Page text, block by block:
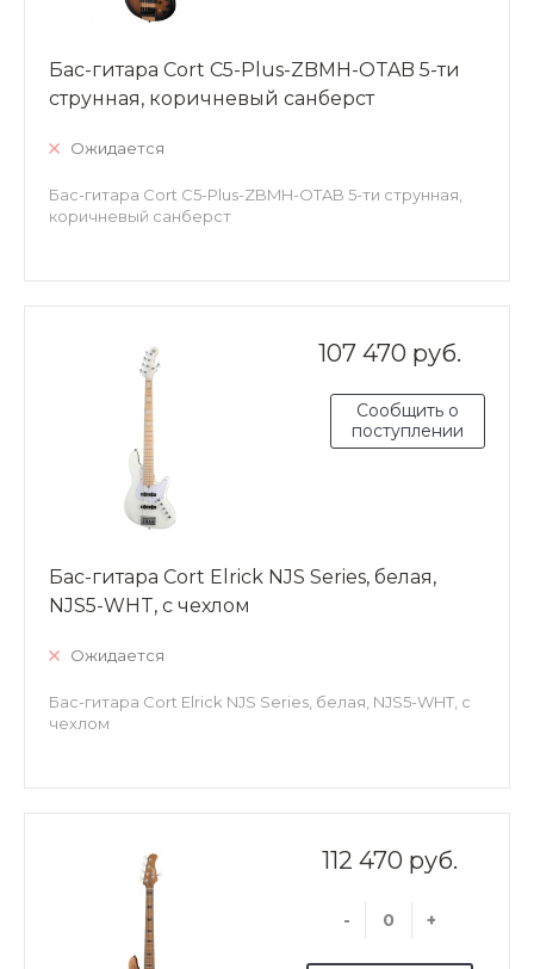
Бас-гитара Cort C5-Plus-ZBMH-OTAB 5-ти
струнная, коричневый санберст
Ожидается
Бас-гитара Cort C5-Plus-ZBMH-OTAB 5-ти струнная,
коричневый санберст
107 470 руб.
Сообщить о
поступлении
Бас-гитара Cort Elrick NJS Series, белая,
NJS5-WHT, с чехлом
Ожидается
Бас-гитара Cort Elrick NJS Series, белая, NJS5-WHT, с
чехлом
112 470 руб.
- +